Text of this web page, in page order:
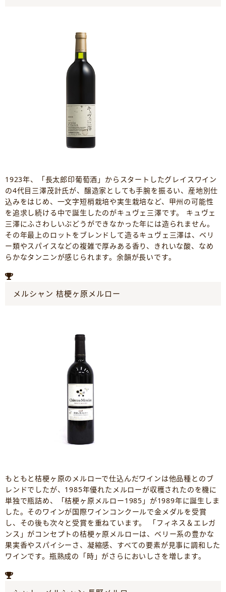
1923年、「長太郎印葡萄酒」からスタートしたグレイスワイン
の4代目三澤茂計氏が、醸造家としても手腕を振るい、産地別仕
込みをはじめ、一文字短梢栽培や実生栽培など、甲州の可能性
を追求し続ける中で誕生したのがキュヴェ三澤です。 キュヴェ
三澤にふさわしいぶどうができなかった年には造られません。
その年最上のロットをブレンドして造るキュヴェ三澤は、ベリ
ー類やスパイスなどの複雑で厚みある香り、きれいな酸、なめ
らかなタンニンが感じられます。余韻が長いです。
メルシャン 桔梗ヶ原メルロー
もともと桔梗ヶ原のメルローで仕込んだワインは他品種とのブ
レンドでしたが、1985年優れたメルローが収穫されたのを機に
単独で瓶詰め、「桔梗ヶ原メルロー1985」が1989年に誕生しま
した。そのワインが国際ワインコンクールで金メダルを受賞
し、その後も次々と受賞を重ねています。 「フィネス＆エレガ
ンス」がコンセプトの桔梗ヶ原メルローは、ベリー系の豊かな
果実香やスパイシーさ、凝縮感、すべての要素が見事に調和した
ワインです。瓶熟成の「時」がさらにおいしさを増します。